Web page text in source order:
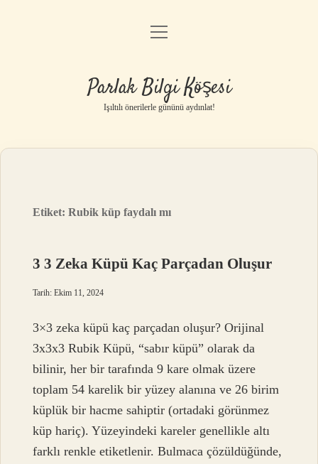
Anasayfa
Yasal Uyarı
menüyü
Parlak Bilgi Köşesi
Işıltılı önerilerle gününü aydınlat!
Etiket:Rubik küp faydalı mı
3 3 Zeka Küpü Kaç Parçadan Oluşur
Tarih: Ekim 11, 2024
3×3 zeka küpü kaç parçadan oluşur? Orijinal
3x3x3 Rubik Küpü, “sabır küpü” olarak da
bilinir, her bir tarafında 9 kare olmak üzere
toplam 54 karelik bir yüzey alanına ve 26 birim
küplük bir hacme sahiptir (ortadaki görünmez
küp hariç). Yüzeyindeki kareler genellikle altı
farklı renkle etiketlenir. Bulmaca çözüldüğünde,